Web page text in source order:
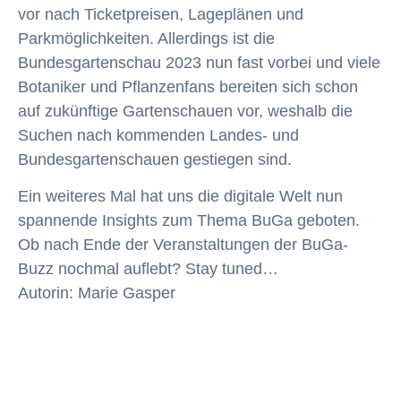
vor nach Ticketpreisen, Lageplänen und
Parkmöglichkeiten. Allerdings ist die
Bundesgartenschau 2023 nun fast vorbei und viele
Botaniker und Pflanzenfans bereiten sich schon
auf zukünftige Gartenschauen vor, weshalb die
Suchen nach kommenden Landes- und
Bundesgartenschauen gestiegen sind.
Ein weiteres Mal hat uns die digitale Welt nun
spannende Insights zum Thema BuGa geboten.
Ob nach Ende der Veranstaltungen der BuGa-
Buzz nochmal auflebt? Stay tuned…
Autorin: Marie Gasper